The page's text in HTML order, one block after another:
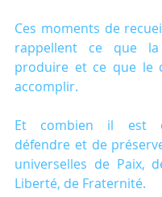
Ces moments de
rappellent ce que
produire et ce que le
accomplir.
Et combien il est
défendre et de
universelles de Paix,
Liberté, de Fraternité.